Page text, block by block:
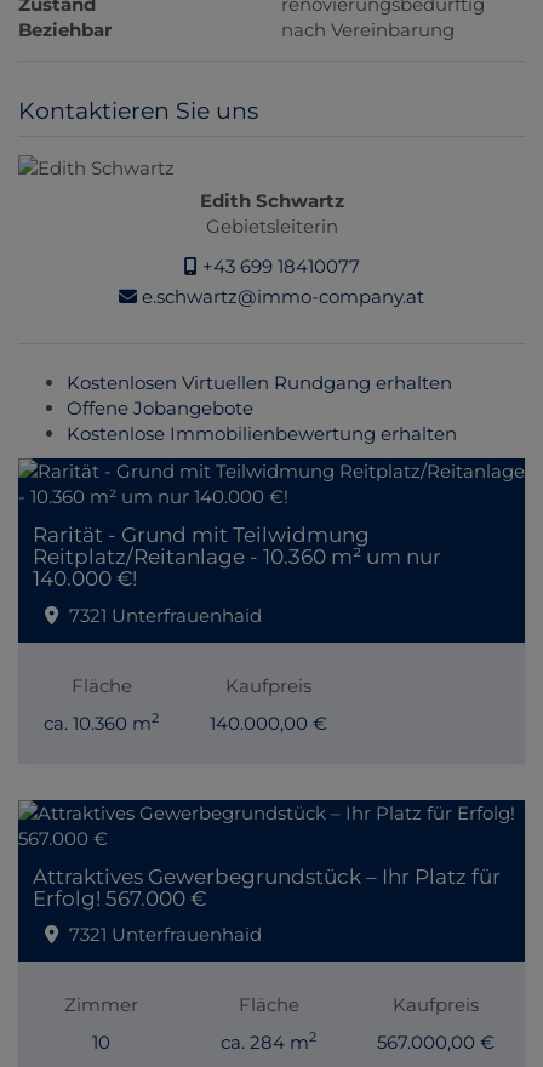
Beziehbar
nach Vereinbarung
Kontaktieren Sie uns
Edith Schwartz
Gebietsleiterin
+43 699 18410077
e.schwartz@immo-company.at
Kostenlosen Virtuellen Rundgang erhalten
Offene Jobangebote
Kostenlose Immobilienbewertung erhalten
Rarität - Grund mit Teilwidmung
Reitplatz/Reitanlage - 10.360 m² um nur
140.000 €!
7321 Unterfrauenhaid
Fläche
ca. 10.360 m2
Kaufpreis
140.000,00 €
Attraktives Gewerbegrundstück – Ihr Platz für
Erfolg! 567.000 €
7321 Unterfrauenhaid
Zimmer
10
Fläche
ca. 284 m2
Kaufpreis
567.000,00 €